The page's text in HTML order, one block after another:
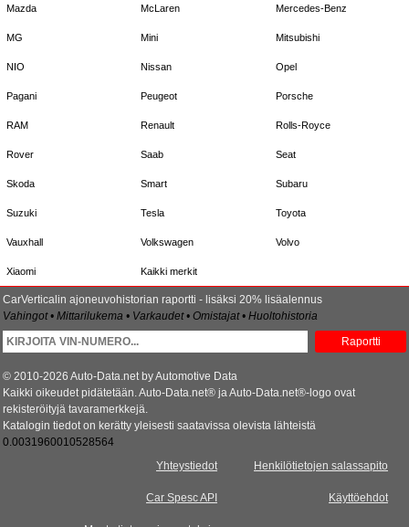
Mazda McLaren Mercedes-Benz
MG Mini Mitsubishi
NIO Nissan Opel
Pagani Peugeot Porsche
RAM Renault Rolls-Royce
Rover Saab Seat
Skoda Smart Subaru
Suzuki Tesla Toyota
Vauxhall Volkswagen Volvo
Xiaomi Kaikki merkit
CarVerticalin ajoneuvohistorian raportti - lisäksi 20% lisäalennus
Vahingot • Mittarilukema • Varkaudet • Omistajat • Huoltohistoria
Raportti
© 2010-2026 Auto-Data.net by Automotive Data
Kaikki oikeudet pidätetään. Auto-Data.net® ja Auto-Data.net®-logo ovat
rekisteröityjä tavaramerkkejä.
Katalogin tiedot on kerätty yleisesti saatavissa olevista lähteistä
0.0031960010528564
Henkilötietojen salassapito
Käyttöehdot
Yhteystiedot
Car Spesc API